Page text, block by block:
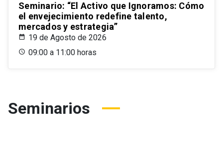
Seminario: “El Activo que Ignoramos: Cómo
el envejecimiento redefine talento,
mercados y estrategia”
19 de Agosto de 2026
09:00 a 11:00 horas
Seminarios